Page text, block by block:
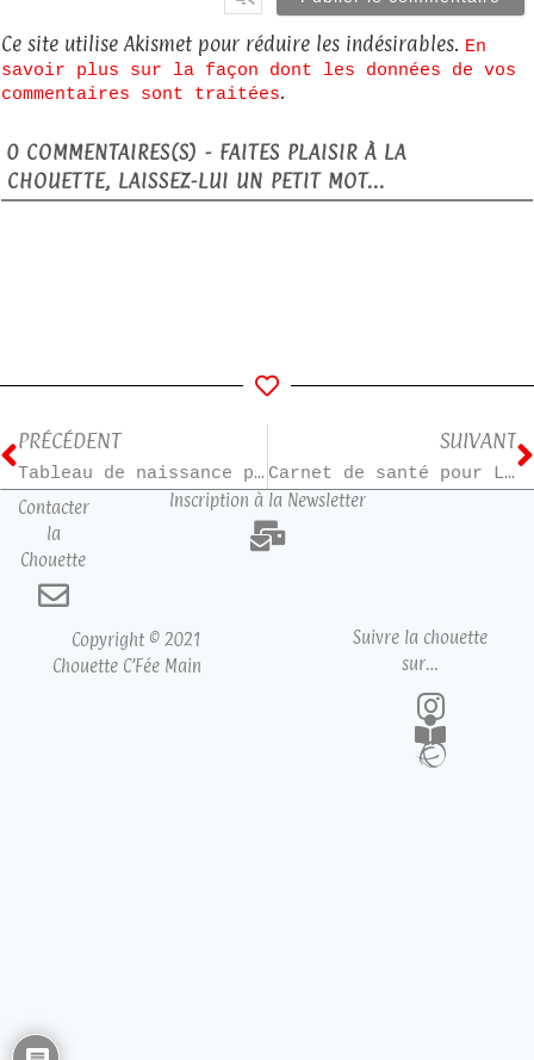
Ce site utilise Akismet pour réduire les indésirables. En
savoir plus sur la façon dont les données de vos
commentaires sont traitées.
0 COMMENTAIRES(S) - FAITES PLAISIR À LA
CHOUETTE, LAISSEZ-LUI UN PETIT MOT...
PRÉCÉDENT
Tableau de naissance pour Timéo
SUIVANT
Carnet de santé pour Léandre
Contacter
la
Chouette
Inscription à la Newsletter
Copyright © 2021
Chouette C’Fée Main
Suivre la chouette
sur…